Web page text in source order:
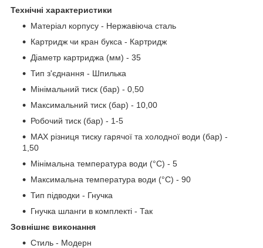
Технічні характеристики
Матеріал корпусу - Нержавіюча сталь
Картридж чи кран букса - Картридж
Діаметр картриджа (мм) - 35
Тип з'єднання - Шпилька
Мінімальний тиск (бар) - 0,50
Максимальний тиск (бар) - 10,00
Робочий тиск (бар) - 1-5
MAX різниця тиску гарячої та холодної води (бар) -
1,50
Мінімальна температура води (°C) - 5
Максимальна температура води (°C) - 90
Тип підводки - Гнучка
Гнучка шланги в комплекті - Так
Зовнішнє виконання
Стиль - Модерн